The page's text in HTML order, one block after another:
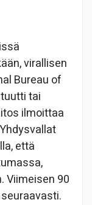
virallisen
Bureau of
tai
ilmoittaa
että
Viimeisen 90